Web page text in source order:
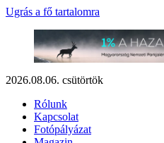
Ugrás a fő tartalomra
2026.08.06. csütörtök
Rólunk
Kapcsolat
Fotópályázat